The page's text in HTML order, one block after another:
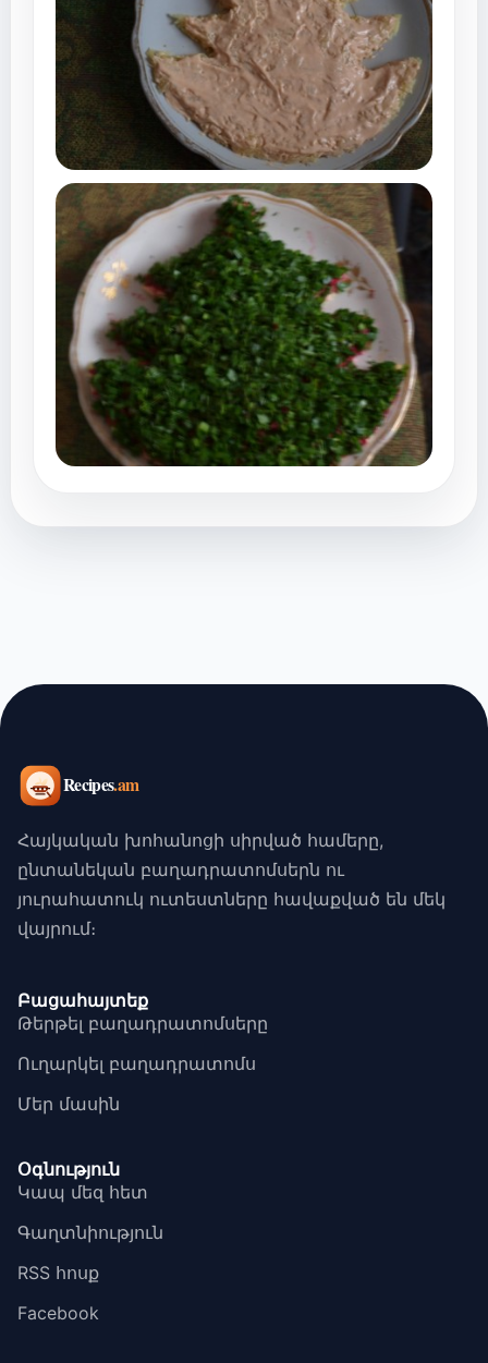
Հայկական խոհանոցի սիրված համերը,
ընտանեկան բաղադրատոմսերն ու
յուրահատուկ ուտեստները հավաքված են մեկ
վայրում։
Բացահայտեք
Թերթել բաղադրատոմսերը
Ուղարկել բաղադրատոմս
Մեր մասին
Օգնություն
Կապ մեզ հետ
Գաղտնիություն
RSS հոսք
Facebook